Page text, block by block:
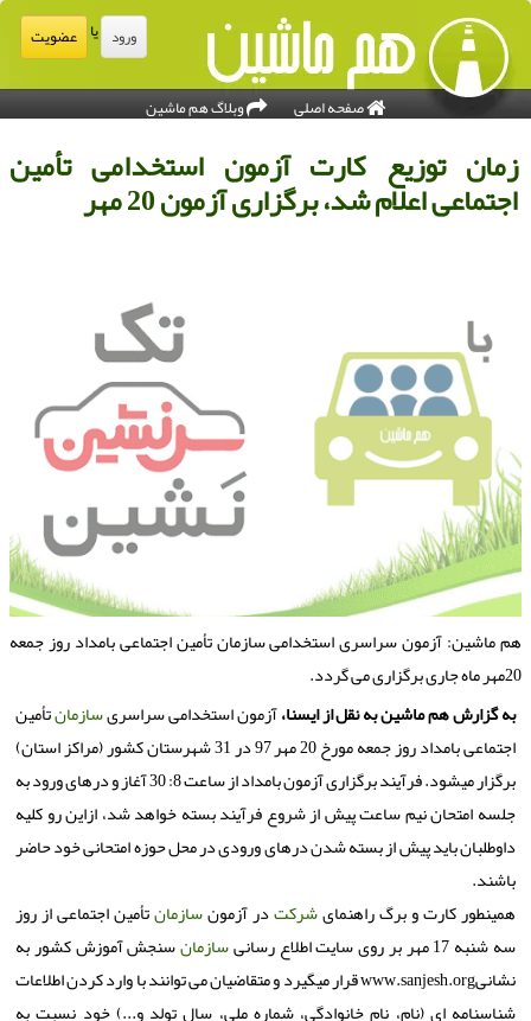
ورود عضویت
صفحه اصلی وبلاگ هم ماشین
زمان توزیع كارت آزمون استخدامی تأمین
اجتماعی اعلام شد، برگزاری آزمون 20 مهر
ماشین: آزمون سراسری استخدامی سازمان تأمین اجتماعی بامداد روز جمعه
می گردد.
به گزارش هم ماشین به نقل از ایسنا،آزمون استخدامی سراسریسازمانتأمین
اجتماعی بامداد روز جمعه مورخ 20 مهر 97 در 31 شهرستان كشور (مراكز استان)
برگزار میشود. فرآیند برگزاری آزمون بامداد از ساعت 8: 30 آغاز و درهای ورود به
جلسه امتحان نیم ­ساعت پیش از شروع فرآیند بسته خواهد شد، ازاین رو كلیه
داوطلبان باید پیش از بسته شدن درهای ورودی در محل حوزه امتحانی خود حاضر
باشند.
همینطور كارت و برگ راهنمایشركتدر آزمونسازمانتأمین اجتماعی از روز
سه­ شنبه 17 مهر بر روی سایت اطلاع رسانی
سازمانسنجش آموزش كشور به
نشانیwww.sanjesh.org قرار میگیرد و متقاضیان می توانند با وارد كردن اطلاعات
شناسنامه ای (نام، نام خانوادگی، شماره ملی، سال تولد و...) خود نسبت به